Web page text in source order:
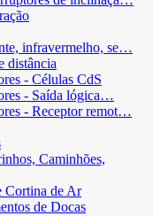
infravermelho, se…
distância
- Células CdS
- Saída lógica…
- Receptor remot…
Caminhões,
Cortina de Ar
de Docas